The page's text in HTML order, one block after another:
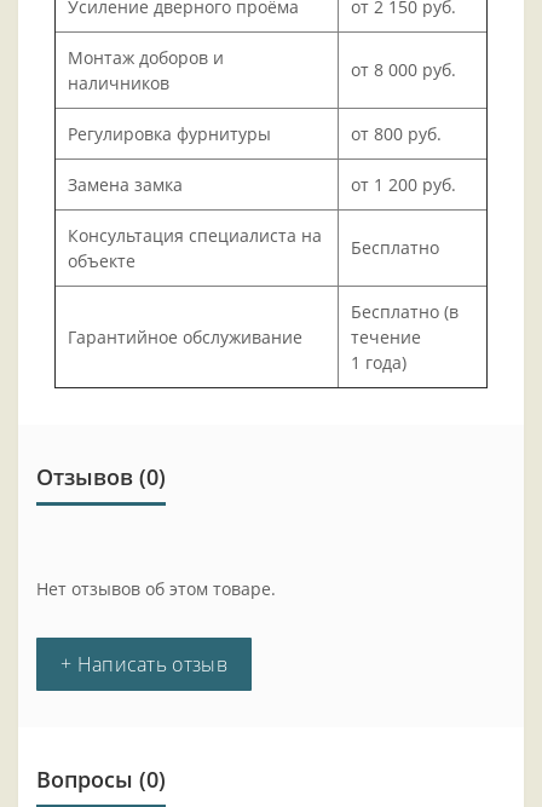
Усиление дверного проёма от 2 150 руб.
Монтаж доборов и
наличников
от 8 000 руб.
Регулировка фурнитуры от 800 руб.
Замена замка от 1 200 руб.
Консультация специалиста на
объекте
Бесплатно
Гарантийное обслуживание
Бесплатно (в
течение
1 года)
Отзывов (0)
Нет отзывов об этом товаре.
+ Написать отзыв
Вопросы (0)